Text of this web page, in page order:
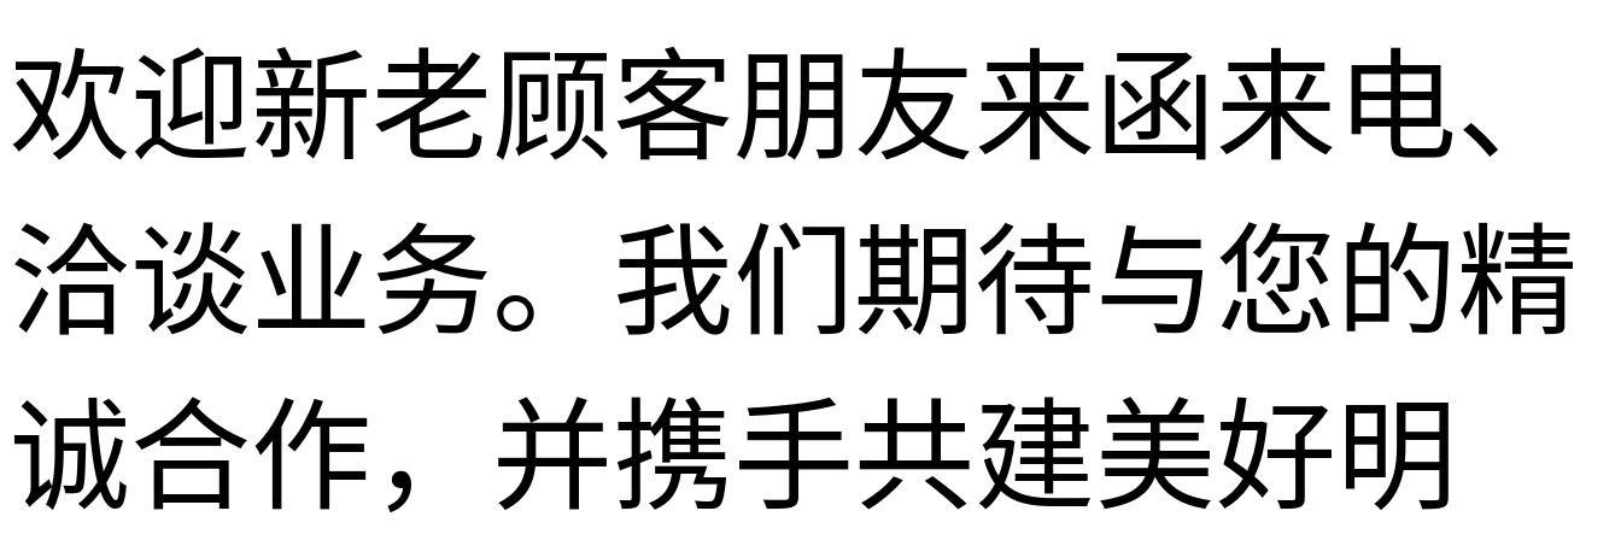
欢迎新老顾客朋友来函来电、
洽谈业务。我们期待与您的精
诚合作，并携手共建美好明